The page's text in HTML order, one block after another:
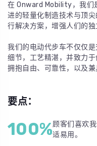
在 Onward Mobility，我们
进的轻量化制造技术与顶
行解决方案，增强人们的独
我们的电动代步车不仅仅
细节，工艺精湛，并致力
拥抱自由、可靠性，以及
要点：
100%顾客们喜欢
适易用。